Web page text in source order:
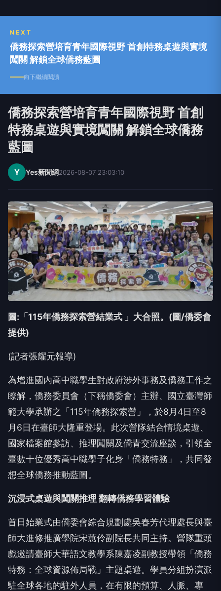
NEXT
僑務探索營培育青年國際視野 首創特務桌遊與實境
闖關 解鎖全球僑務藍圖
向下繼續閱讀
僑務探索營培育青年國際視野 首創
特務桌遊與實境闖關 解鎖全球僑務
藍圖
Y Yes新聞網2026-08-07 23:03:10
圖:「115年僑務探索營結業式 」大合照。(圖/僑委會
提供)
(記者張耀元報導)
為增進國內高中職學生對政府涉外事務及僑務工作之
瞭解，僑務委員會（下稱僑委會）主辦、國立臺灣師
範大學承辦之「115年僑務探索營」，於8月4日至8
月6日在臺師大隆重登場。此次營隊結合情境桌遊、
國家檔案館參訪、推理闖關及僑青交流座談，引領全
臺數十位優秀高中職學子化身「僑務特務」，共同發
想全球僑務推動藍圖。
沉浸式桌遊與闖關推理 翻轉僑務學習體驗
首日始業式由僑委會綜合規劃處吳春芳代理處長與臺
師大進修推廣學院宋蕙伶副院長共同主持。營隊重頭
戲邀請臺師大華語文教學系陳嘉凌副教授帶領「僑務
特務：全球資源佈局戰」主題桌遊。學員分組扮演派
駐全球各地的駐外人員，在有限的預算、人脈、專